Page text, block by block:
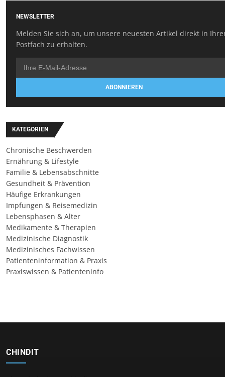
NEWSLETTER
Melden Sie sich an, um unsere neuesten Artikel direkt in
Postfach zu erhalten.
ABONNIEREN
KATEGORIEN
Chronische Beschwerden
Ernährung & Lifestyle
Familie & Lebensabschnitte
Gesundheit & Prävention
Häufige Erkrankungen
Impfungen & Reisemedizin
Lebensphasen & Alter
Medikamente & Therapien
Medizinische Diagnostik
Medizinisches Fachwissen
Patienteninformation & Praxis
Praxiswissen & Patienteninfo
CHINDIT